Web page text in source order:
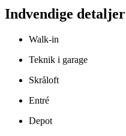
Indvendige detaljer
Walk-in
Teknik i garage
Skråloft
Entré
Depot